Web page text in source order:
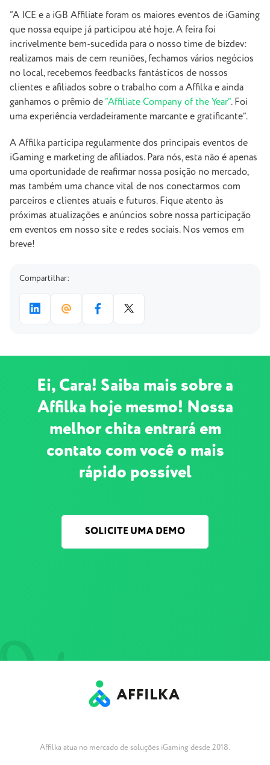
“A ICE e a iGB Affiliate foram os maiores eventos de iGaming
que nossa equipe já participou até hoje. A feira foi
incrivelmente bem-sucedida para o nosso time de bizdev:
realizamos mais de cem reuniões, fechamos vários negócios
no local, recebemos feedbacks fantásticos de nossos
clientes e afiliados sobre o trabalho com a Affilka e ainda
ganhamos o prêmio de“Affiliate Company of the Year”. Foi
uma experiência verdadeiramente marcante e gratificante”.
A Affilka participa regularmente dos principais eventos de
iGaming e marketing de afiliados. Para nós, esta não é apenas
uma oportunidade de reafirmar nossa posição no mercado,
mas também uma chance vital de nos conectarmos com
parceiros e clientes atuais e futuros. Fique atento às
próximas atualizações e anúncios sobre nossa participação
em eventos em nosso site e redes sociais. Nos vemos em
breve!
Compartilhar:
Ei, Cara! Saiba mais sobre a
Affilka hoje mesmo! Nossa
melhor chita entrará em
contato com você o mais
rápido possível
SOLICITE UMA DEMO
Affilka atua no mercado de soluções iGaming desde 2018.